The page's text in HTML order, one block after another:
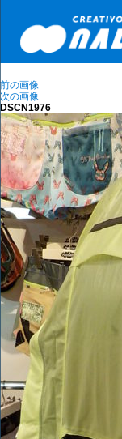
前の画像
次の画像
DSCN1976